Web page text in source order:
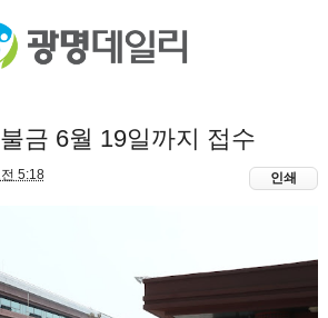
금 6월 19일까지 접수
5:18 인쇄